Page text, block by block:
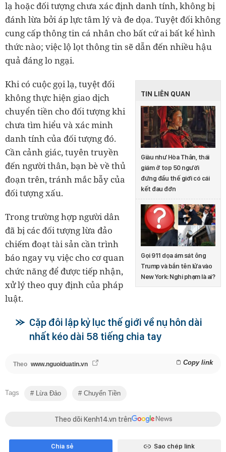
lạ hoặc đối tượng chưa xác định danh tính, không bị
đánh lừa bởi áp lực tâm lý và đe dọa. Tuyệt đối không
cung cấp thông tin cá nhân cho bất cứ ai bất kể hình
thức nào; việc lộ lọt thông tin sẽ dẫn đến nhiều hậu
quả đáng lo ngại.
TIN LIÊN QUAN
Giàu như Hòa Thân, thái
giám ở top 50 người
đứng đầu thế giới có cái
kết đau đớn
Gọi 911 dọa ám sát ông
Trump và bắn tên lửa vào
New York: Nghi phạm là ai?
Khi có cuộc gọi lạ, tuyệt đối
không thực hiện giao dịch
chuyển tiền cho đối tượng khi
chưa tìm hiểu và xác minh
danh tính của đối tượng đó.
Cần cảnh giác, tuyên truyền
đến người thân, bạn bè về thủ
đoạn trên, tránh mắc bẫy của
đối tượng xấu.
Trong trường hợp người dân
đã bị các đối tượng lừa đảo
chiếm đoạt tài sản cần trình
báo ngay vụ việc cho cơ quan
chức năng để được tiếp nhận,
xử lý theo quy định của pháp
luật.
Cặp đôi lập kỷ lục thế giới về nụ hôn dài
nhất kéo dài 58 tiếng chia tay
Theo www.nguoiduatin.vn Copy link
Tags Lừa Đảo Chuyển Tiền
Theo dõi Kenh14.vn trên
Chia sẻ Sao chép link